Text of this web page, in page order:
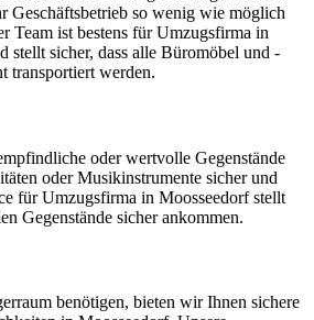
Geschäftsbetrieb so wenig wie möglich
Team ist bestens für Umzugsfirma in
stellt sicher, dass alle Büromöbel und -
transportiert werden.
oder wertvolle Gegenstände
oder Musikinstrumente sicher und
für Umzugsfirma in Moosseedorf stellt
Gegenstände sicher ankommen.
benötigen, bieten wir Ihnen sichere